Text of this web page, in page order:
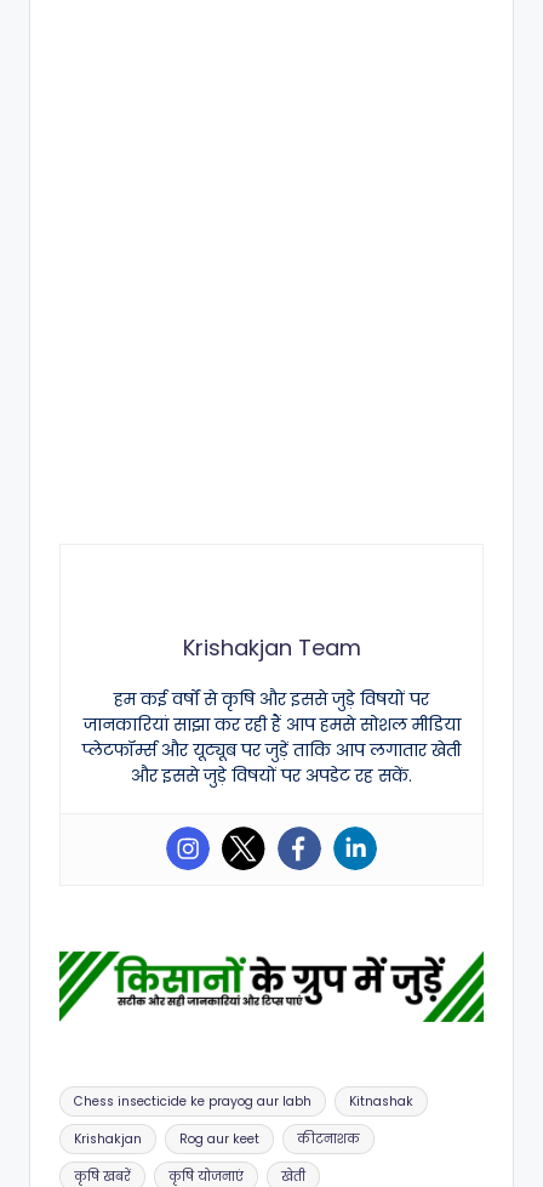
Krishakjan Team
हम कई वर्षों से कृषि और इससे जुड़े विषयों पर
जानकारियां साझा कर रही हैं आप हमसे सोशल मीडिया
प्लेटफॉर्म्स और यूट्यूब पर जुड़ें ताकि आप लगातार खेती
और इससे जुड़े विषयों पर अपडेट रह सकें.
Tags:
Chess insecticide ke prayog aur labh Kitnashak
Krishakjan Rog aur keet कीटनाशक
कृषि खबरें कृषि योजनाएं खेती